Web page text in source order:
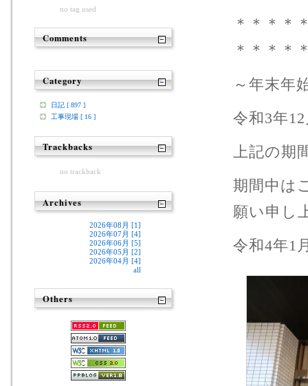
＊＊＊＊
＊＊＊＊
～年末年
令和3年
上記の
期間中は
願い申し
令和4年1
no tag used
Comments
Category
日記 [ 897 ]
工事現場 [ 16 ]
Trackbacks
no trackback
Archives
2026年08月 [1]
2026年07月 [4]
2026年06月 [5]
2026年05月 [2]
2026年04月 [4]
all
Others